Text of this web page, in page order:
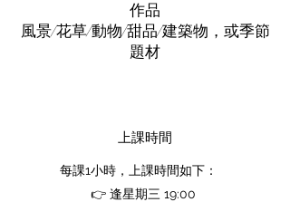
作品
風景/花草/動物/甜品/建築物，或季節
題材
上課時間
每課1小時，上課時間如下：
👉 逢星期三 19:00